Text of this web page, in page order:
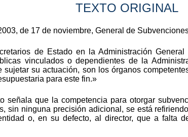
TEXTO ORIGINAL
de 17 de noviembre, General de
de Estado en la Administración
vinculados o dependientes de la
su actuación, son los órganos
para este fin.»
señala que la competencia para otorgar
sin ninguna precisión adicional, se está
o, en su defecto, al director, que a falta